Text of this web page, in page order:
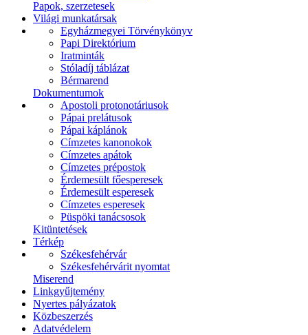
Papok, szerzetesek
Világi munkatársak
Egyházmegyei Törvénykönyv
Papi Direktórium
Iratminták
Stóladíj táblázat
Bérmarend
Dokumentumok
Apostoli protonotáriusok
Pápai prelátusok
Pápai káplánok
Címzetes kanonokok
Címzetes apátok
Címzetes prépostok
Érdemesült főesperesek
Érdemesült esperesek
Címzetes esperesek
Püspöki tanácsosok
Kitüntetések
Térkép
Székesfehérvár
Székesfehérvárit nyomtat
Miserend
Linkgyűjtemény
Nyertes pályázatok
Közbeszerzés
Adatvédelem